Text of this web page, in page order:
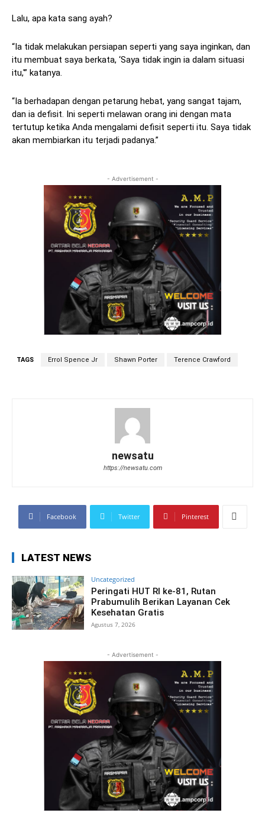
Lalu, apa kata sang ayah?
“Ia tidak melakukan persiapan seperti yang saya inginkan, dan
itu membuat saya berkata, ‘Saya tidak ingin ia dalam situasi
itu,'” katanya.
“Ia berhadapan dengan petarung hebat, yang sangat tajam,
dan ia defisit. Ini seperti melawan orang ini dengan mata
tertutup ketika Anda mengalami defisit seperti itu. Saya tidak
akan membiarkan itu terjadi padanya.”
- Advertisement -
TAGS Errol Spence Jr Shawn Porter Terence Crawford
newsatu
https://newsatu.com
Facebook Twitter Pinterest
LATEST NEWS
Uncategorized
Peringati HUT RI ke-81, Rutan
Prabumulih Berikan Layanan Cek
Kesehatan Gratis
Agustus 7, 2026
- Advertisement -